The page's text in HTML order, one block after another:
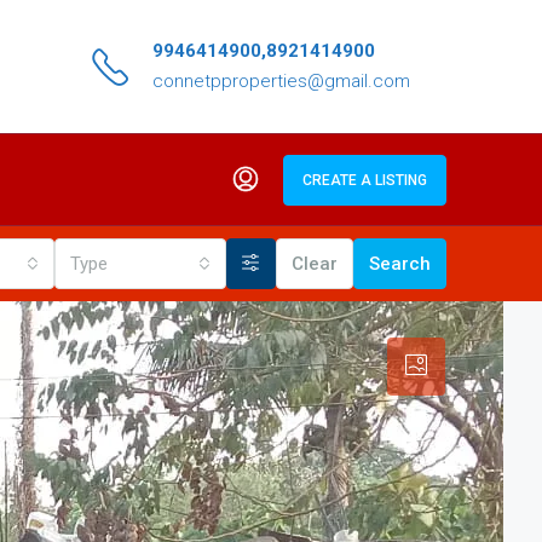
9946414900,8921414900
connetpproperties@gmail.com
CREATE A LISTING
Type Clear Search